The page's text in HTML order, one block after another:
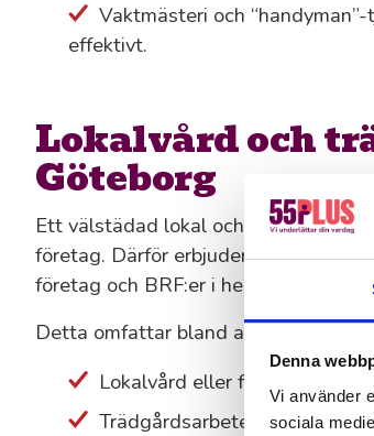
Denna
Vi använder
sociala
Vaktmästeri och
effektivt.
Lokalvård och
Göteborg
Ett välstädad lokal och en prydlig
företag. Därför erbjuder vi både
företag och BRF:er i hela Göteborg.
Detta omfattar bland annat:
Lokalvård eller företagsstäd
Trädgårdsarbete, plantering